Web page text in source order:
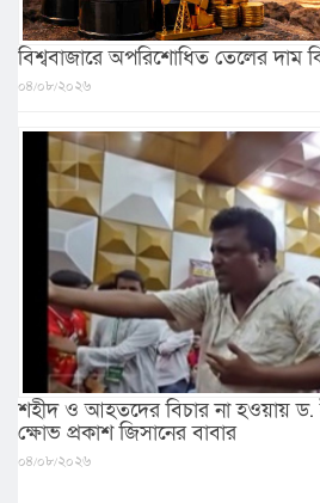
বিশ্ববাজারে অপরিশোধিত তেলের দাম
০৪/০৮/২০২৬
শহীদ ও আহতদের বিচার না হওয়ায় ড.
ক্ষোভ প্রকাশ জিসানের বাবার
০৪/০৮/২০২৬